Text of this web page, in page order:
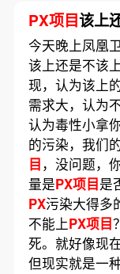
PX项目该上
今天晚上凤凰
该上还是不该
现，认为该上
需求大，认为
认为毒性小拿
的污染，我们
目 ，没问题，
量是PX项目是
PX污染大得多
不能上PX项目
死。就好像现
但现实就是一